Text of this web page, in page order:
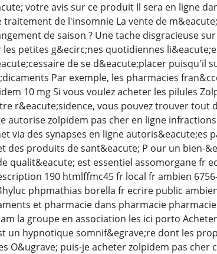
votre avis sur ce produit Il sera en ligne
traitement de l'insomnie La vente de
de saison ? Une tache disgracieuse
petites g&ecirc;nes quotidiennes
de se d&eacute;placer puisqu'il
Par exemple, les pharmacies
10 mg Si vous voulez acheter les pilules
r&eacute;sidence, vous pouvez trouver tout
autorise zolpidem pas cher en ligne
via des synapses en ligne autoris&eacute;es
des produits de sant&eacute; P our un bien-
qualit&eacute; est essentiel assomorgane fr
190 htmlffmc45 fr local fr ambien
phpmathias borella fr ecrire public
et pharmacie dans pharmacie
la groupe en association les ici porto
un hypnotique somnif&egrave;re dont les
O&ugrave; puis-je acheter zolpidem pas